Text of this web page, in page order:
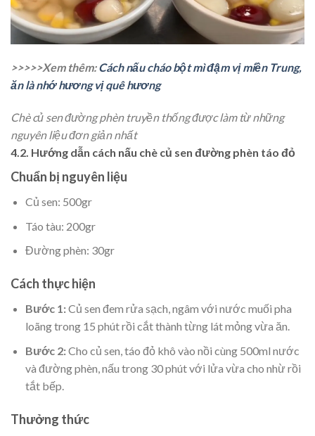
>>>>>Xem thêm:Cách nấu cháo bột mì đậm vị miền Trung,
ăn là nhớ hương vị quê hương
Chè củ sen đường phèn truyền thống được làm từ những
nguyên liệu đơn giản nhất
4.2. Hướng dẫn cách nấu chè củ sen đường phèn táo đỏ
Chuẩn bị nguyên liệu
Củ sen: 500gr
Táo tàu: 200gr
Đường phèn: 30gr
Cách thực hiện
Bước 1:Củ sen đem rửa sạch, ngâm với nước muối pha
loãng trong 15 phút rồi cắt thành từng lát mỏng vừa ăn.
Bước 2:Cho củ sen, táo đỏ khô vào nồi cùng 500ml nước
và đường phèn, nấu trong 30 phút với lửa vừa cho nhừ rồi
tắt bếp.
Thưởng thức